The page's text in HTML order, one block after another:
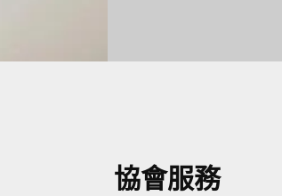
協會服務